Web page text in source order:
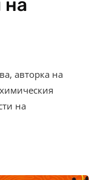
на
авторка на
на